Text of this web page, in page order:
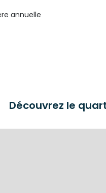
annuelle
Découvrez le